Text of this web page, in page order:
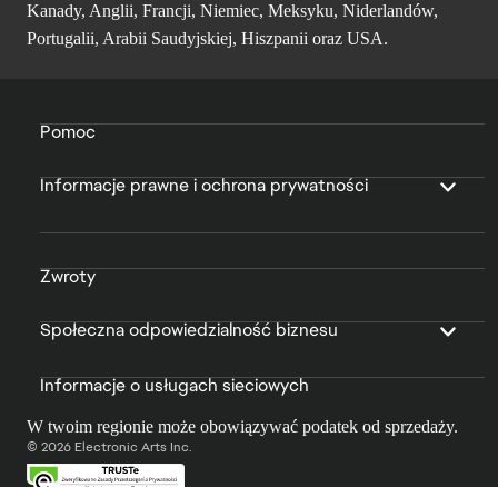
Kanady, Anglii, Francji, Niemiec, Meksyku, Niderlandów,
Portugalii, Arabii Saudyjskiej, Hiszpanii oraz USA.
Pomoc
Informacje prawne i ochrona prywatności
Zwroty
Społeczna odpowiedzialność biznesu
Informacje o usługach sieciowych
W twoim regionie może obowiązywać podatek od sprzedaży.
© 2026 Electronic Arts Inc.